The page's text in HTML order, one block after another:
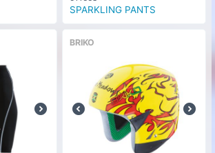
SPARKLING PANTS
BRIKO